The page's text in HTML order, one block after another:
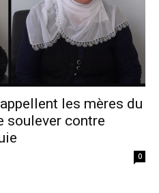
les mères du
soulever contre
0